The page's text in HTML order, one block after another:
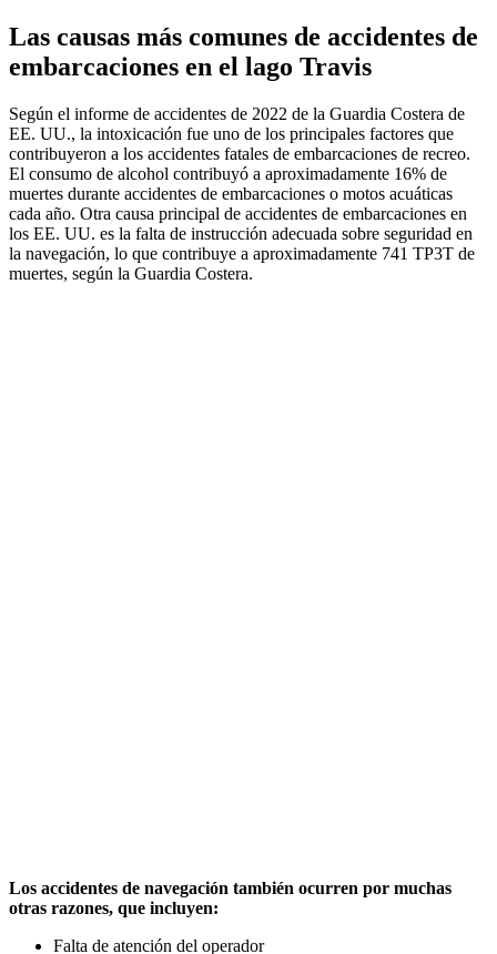
Las causas más comunes de accidentes de
embarcaciones en el lago Travis
Según el informe de accidentes de 2022 de la Guardia Costera de
EE. UU., la intoxicación fue uno de los principales factores que
contribuyeron a los accidentes fatales de embarcaciones de recreo.
El consumo de alcohol contribuyó a aproximadamente 16% de
muertes durante accidentes de embarcaciones o motos acuáticas
cada año. Otra causa principal de accidentes de embarcaciones en
los EE. UU. es la falta de instrucción adecuada sobre seguridad en
la navegación, lo que contribuye a aproximadamente 741 TP3T de
muertes, según la Guardia Costera.
Los accidentes de navegación también ocurren por muchas
otras razones, que incluyen:
Falta de atención del operador